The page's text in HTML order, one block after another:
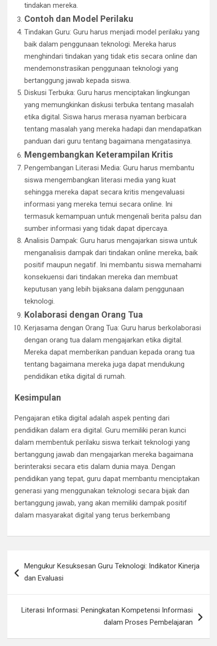
tindakan mereka.
Contoh dan Model Perilaku
Tindakan Guru: Guru harus menjadi model perilaku yang
baik dalam penggunaan teknologi. Mereka harus
menghindari tindakan yang tidak etis secara online dan
mendemonstrasikan penggunaan teknologi yang
bertanggung jawab kepada siswa.
Diskusi Terbuka: Guru harus menciptakan lingkungan
yang memungkinkan diskusi terbuka tentang masalah
etika digital. Siswa harus merasa nyaman berbicara
tentang masalah yang mereka hadapi dan mendapatkan
panduan dari guru tentang bagaimana mengatasinya.
Mengembangkan Keterampilan Kritis
Pengembangan Literasi Media: Guru harus membantu
siswa mengembangkan literasi media yang kuat
sehingga mereka dapat secara kritis mengevaluasi
informasi yang mereka temui secara online. Ini
termasuk kemampuan untuk mengenali berita palsu dan
sumber informasi yang tidak dapat dipercaya.
Analisis Dampak: Guru harus mengajarkan siswa untuk
menganalisis dampak dari tindakan online mereka, baik
positif maupun negatif. Ini membantu siswa memahami
konsekuensi dari tindakan mereka dan membuat
keputusan yang lebih bijaksana dalam penggunaan
teknologi.
Kolaborasi dengan Orang Tua
Kerjasama dengan Orang Tua: Guru harus berkolaborasi
dengan orang tua dalam mengajarkan etika digital.
Mereka dapat memberikan panduan kepada orang tua
tentang bagaimana mereka juga dapat mendukung
pendidikan etika digital di rumah.
Kesimpulan
Pengajaran etika digital adalah aspek penting dari
pendidikan dalam era digital. Guru memiliki peran kunci
dalam membentuk perilaku siswa terkait teknologi yang
bertanggung jawab dan mengajarkan mereka bagaimana
berinteraksi secara etis dalam dunia maya. Dengan
pendidikan yang tepat, guru dapat membantu menciptakan
generasi yang menggunakan teknologi secara bijak dan
bertanggung jawab, yang akan memiliki dampak positif
dalam masyarakat digital yang terus berkembang
posMengukur Kesuksesan Guru Teknologi: Indikator Kinerja
dan Evaluasi
Literasi Informasi: Peningkatan Kompetensi Informasi
dalam Proses Pembelajaran